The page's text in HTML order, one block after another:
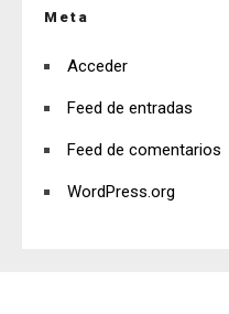
Meta
Acceder
Feed de entradas
Feed de comentarios
WordPress.org